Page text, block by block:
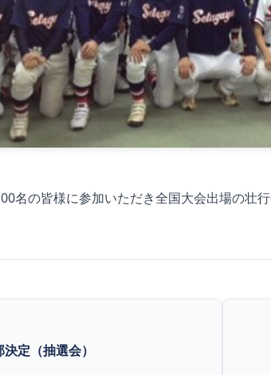
名の皆様に参加いただき全国大会出場の壮
定（抽選会）